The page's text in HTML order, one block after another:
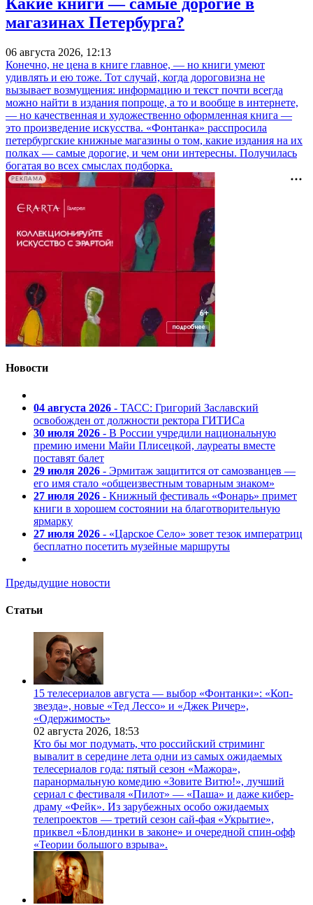
магазинах Петербурга?
06 августа 2026, 12:13
Конечно, не цена в книге главное, — но книги умеют
удивлять и ею тоже. Тот случай, когда дороговизна не
вызывает возмущения: информацию и текст почти всегда
можно найти в издания попроще, а то и вообще в интернете,
— но качественная и художественно оформленная книга —
это произведение искусства. «Фонтанка» расспросила
петербургские книжные магазины о том, какие издания на их
полках — самые дорогие, и чем они интересны. Получилась
богатая во всех смыслах подборка.
РЕКЛАМА
Новости
04 августа 2026 - ТАСС: Григорий Заславский
освобожден от должности ректора ГИТИСа
30 июля 2026 - В России учредили национальную
премию имени Майи Плисецкой, лауреаты вместе
поставят балет
29 июля 2026 - Эрмитаж защитится от самозванцев —
его имя стало «общеизвестным товарным знаком»
27 июля 2026 - Книжный фестиваль «Фонарь» примет
книги в хорошем состоянии на благотворительную
ярмарку
27 июля 2026 - «Царское Село» зовет тезок императриц
бесплатно посетить музейные маршруты
Предыдущие новости
Статьи
15 телесериалов августа — выбор «Фонтанки»: «Коп-
звезда», новые «Тед Лессо» и «Джек Ричер»,
«Одержимость»
02 августа 2026, 18:53
Кто бы мог подумать, что российский стриминг
вывалит в середине лета одни из самых ожидаемых
телесериалов года: пятый сезон «Мажора»,
паранормальную комедию «Зовите Витю!», лучший
сериал с фестиваля «Пилот» — «Паша» и даже кибер-
драму «Фейк». Из зарубежных особо ожидаемых
телепроектов — третий сезон сай-фая «Укрытие»,
приквел «Блондинки в законе» и очередной спин-офф
«Теории большого взрыва».